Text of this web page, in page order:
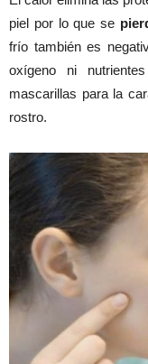
piel por lo que se
frío también es
oxígeno ni
mascarillas para la
rostro.